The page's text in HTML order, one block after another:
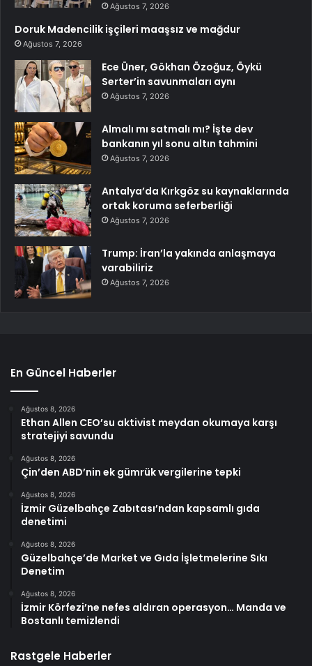
Ağustos 7, 2026
Doruk Madencilik işçileri maaşsız ve mağdur
Ağustos 7, 2026
Ece Üner, Gökhan Özoğuz, Öykü
Serter’in savunmaları aynı
Ağustos 7, 2026
Almalı mı satmalı mı? İşte dev
bankanın yıl sonu altın tahmini
Ağustos 7, 2026
Antalya’da Kırkgöz su kaynaklarında
ortak koruma seferberliği
Ağustos 7, 2026
Trump: İran’la yakında anlaşmaya
varabiliriz
Ağustos 7, 2026
En Güncel Haberler
Ağustos 8, 2026
Ethan Allen CEO’su aktivist meydan okumaya karşı
stratejiyi savundu
Ağustos 8, 2026
Çin’den ABD’nin ek gümrük vergilerine tepki
Ağustos 8, 2026
İzmir Güzelbahçe Zabıtası’ndan kapsamlı gıda
denetimi
Ağustos 8, 2026
Güzelbahçe’de Market ve Gıda İşletmelerine Sıkı
Denetim
Ağustos 8, 2026
İzmir Körfezi’ne nefes aldıran operasyon… Manda ve
Bostanlı temizlendi
Rastgele Haberler